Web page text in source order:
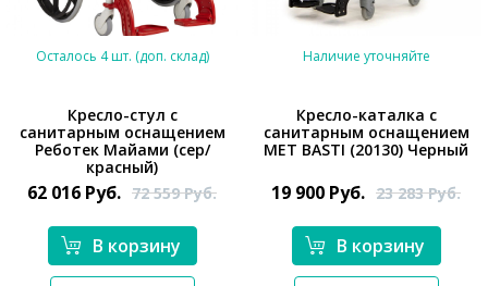
*}
Осталось 4 шт. (доп. склад)
Кресло-стул с
санитарным оснащением
Реботек Майами (сер/
красный)
62 016 Руб. 72 559Руб.
В корзину
*}
Наличие уточняйте
Кресло-каталка с
санитарным оснащением
MET BASTI (20130) Черный
19 900 Руб. 23 283Руб.
В корзину